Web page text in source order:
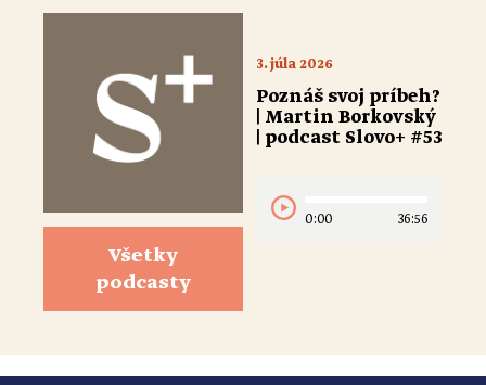
Všetky
podcasty
3. júla 2026
Poznáš svoj príbeh?
| Martin Borkovský
| podcast Slovo+ #53
0:00 36:56